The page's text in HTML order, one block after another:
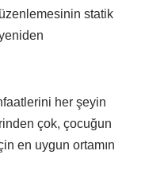
statik
her şeyin
çok, çocuğun
en uygun ortamın